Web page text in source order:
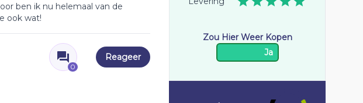
ben ik nu helemaal van de
ook wat!
0
Reageer
Zou Hier Weer Kopen
Ja